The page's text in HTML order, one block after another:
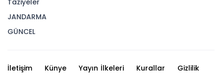
Taziyeler
JANDARMA
GÜNCEL
İletişim Künye Yayın İlkeleri Kurallar
Gizlilik